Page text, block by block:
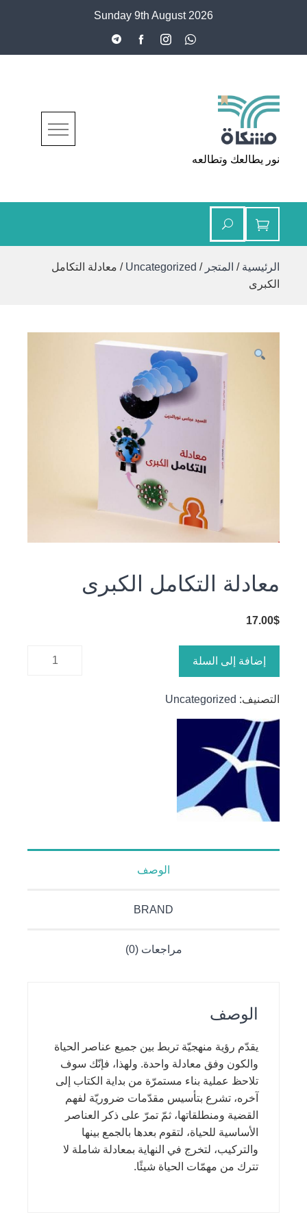
Sunday 9th August 2026
مشكاة
نور يطالعك وتطالعه
الرئيسية / المتجر /
Uncategorized / معادلة التكامل
الكبرى
معادلة التكامل الكبرى
17.00$
إضافة إلى السلة
التصنيف: Uncategorized
الوصف
BRAND
مراجعات (0)
الوصف
يقدّم رؤية منهجيّة تربط بين جميع عناصر الحياة
والكون وفق معادلة واحدة. ولهذا، فإنّك سوف
تلاحظ عملية بناء مستمرّة من بداية الكتاب إلى
آخره، تشرع بتأسيس مقدّمات ضروريّة لفهم
القضية ومنطلقاتها، ثمّ تمرّ على ذكر العناصر
الأساسية للحياة، لتقوم بعدها بالجمع بينها
والتركيب، لتخرج في النهاية بمعادلة شاملة لا
تترك من مهمّات الحياة شيئًا.